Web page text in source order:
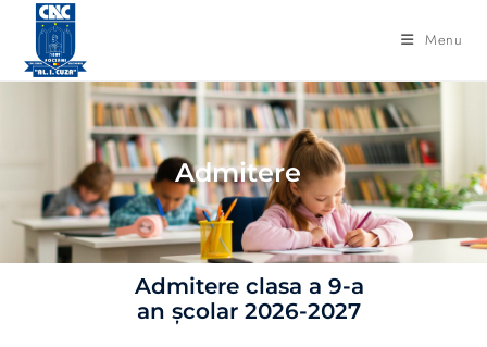
Menu
Admitere
Admitere clasa a 9-a
an școlar 2026-2027